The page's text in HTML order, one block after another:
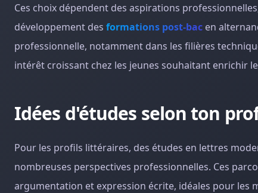
Ces choix dépendent des aspirations
développement des formations post-bac en
professionnelle, notamment dans les filières
intérêt croissant chez les jeunes souhaitant enrichir
Idées d'études selon ton
Pour les profils littéraires, des études en lettres
nombreuses perspectives professionnelles. Ces
argumentation et expression écrite, idéales pour les